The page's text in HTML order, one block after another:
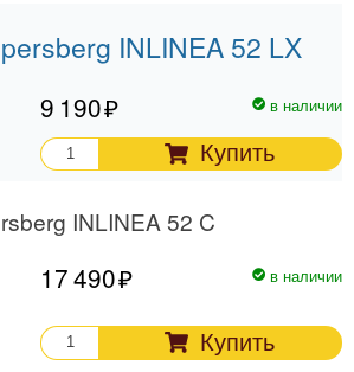
INLINEA 52 LX
9 190 в наличии
Купить
INLINEA 52 C
17 490 в наличии
Купить